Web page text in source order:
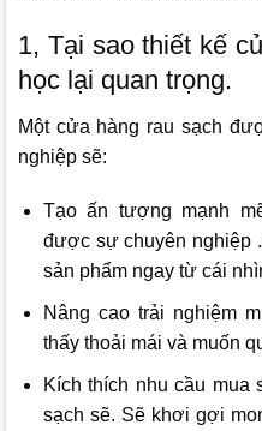
1, Tại sao thiết kế
học lại quan trọng.
Một cửa hàng rau sạch
nghiệp sẽ:
Tạo ấn tượng mạnh
được sự chuyên nghiệp
sản phẩm ngay từ cái
Nâng cao trải nghiệm
thấy thoải mái và muốn
Kích thích nhu cầu mua
sạch sẽ. Sẽ khơi gợi